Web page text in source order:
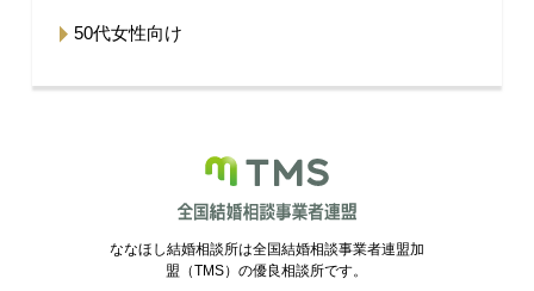
50代女性向け
ななほし結婚相談所は全国結婚相談事業者連盟加
盟（TMS）の優良相談所です。